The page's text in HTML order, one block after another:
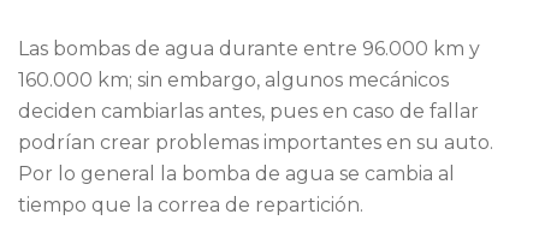
Las bombas de agua durante entre 96.000 km y
160.000 km; sin embargo, algunos mecánicos
deciden cambiarlas antes, pues en caso de fallar
podrían crear problemas importantes en su auto.
Por lo general la bomba de agua se cambia al
tiempo que la correa de repartición.